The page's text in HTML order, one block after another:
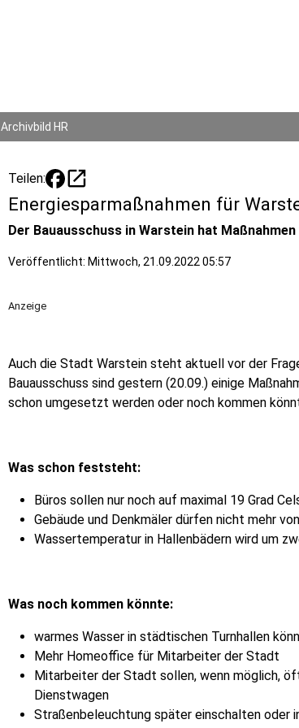
Archivbild HR
Teilen: open_in_new
Energiesparmaßnahmen für
Der Bauausschuss in Warstein hat
Veröffentlicht: Mittwoch, 21.09.2022 05:57
Anzeige
Auch die Stadt Warstein steht aktuell vor der
Bauausschuss sind gestern (20.09.) einige
schon umgesetzt werden oder noch kommen
Was schon feststeht:
Büros sollen nur noch auf maximal 19 Grad
Gebäude und Denkmäler dürfen nicht mehr
Wassertemperatur in Hallenbädern wird um
Was noch kommen könnte:
warmes Wasser in städtischen Turnhallen
Mehr Homeoffice für Mitarbeiter der Stadt
Mitarbeiter der Stadt sollen, wenn möglich,
Dienstwagen
Straßenbeleuchtung später einschalten oder